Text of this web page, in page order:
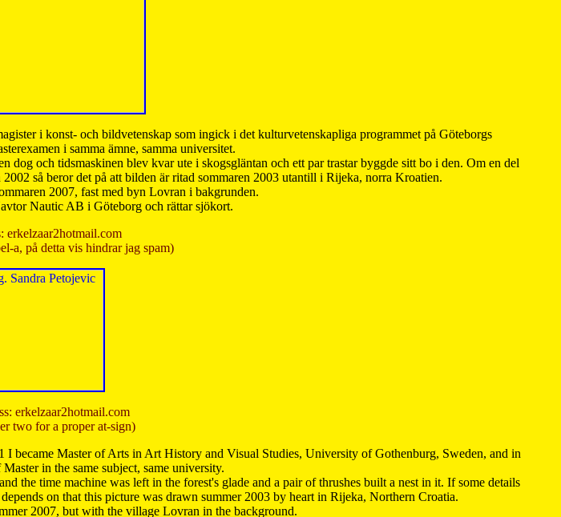
i konst- och bildvetenskap som ingick i det kulturvetenskapliga programmet på Göteborgs
i samma ämne, samma universitet.
dog och tidsmaskinen blev kvar ute i skogsgläntan och ett par trastar byggde sitt bo i den. Om en del
så beror det på att bilden är ritad sommaren 2003 utantill i Rijeka, norra Kroatien.
2007, fast med byn Lovran i bakgrunden.
Nautic AB i Göteborg och rättar sjökort.
erkelzaar2hotmail.com
a, på detta vis hindrar jag spam)
erkelzaar2hotmail.com
two for a proper at-sign)
became Master of Arts in Art History and Visual Studies, University of Gothenburg, Sweden, and in
in the same subject, same university.
the time machine was left in the forest's glade and a pair of thrushes built a nest in it. If some details
on that this picture was drawn summer 2003 by heart in Rijeka, Northern Croatia.
2007, but with the village Lovran in the background.